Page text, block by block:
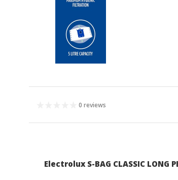
0 reviews
Electrolux S-BAG CLASSIC LONG